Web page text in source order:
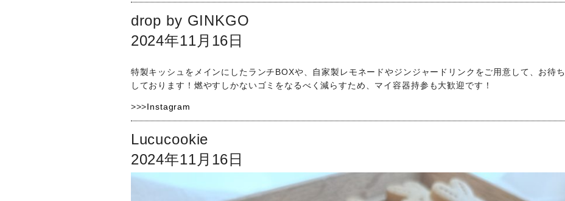
drop by GINKGO
2024年11月16日
特製キッシュをメインにしたランチBOXや、自家製レモネードやジンジャードリンクをご用意して、お待ち
しております！燃やすしかないゴミをなるべく減らすため、マイ容器持参も大歓迎です！
>>>Instagram
Lucucookie
2024年11月16日